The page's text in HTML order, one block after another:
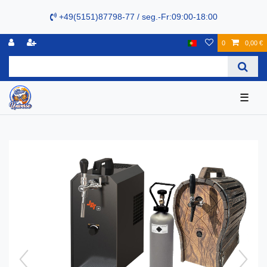
+49(5151)87798-77 / seg.-Fr:09:00-18:00
0 0,00 €
☰